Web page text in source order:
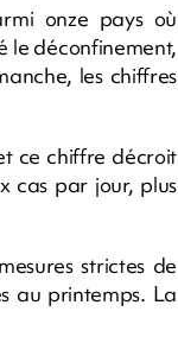
onze pays où
le déconfinement,
les chiffres
ce chiffre décroit
cas par jour, plus
strictes de
au printemps. La